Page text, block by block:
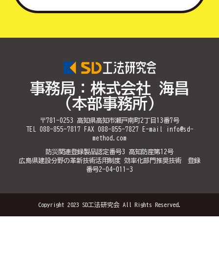
事務局：株式会社 海昌
（本部事務所）
〒781-0253 高知県高知市瀬戸南町2丁目13番7号
TEL 088-855-7817 FAX 088-855-7827 E-mail info@sd-
method.com
防災関連登録製品認定番号3 高知防産第12号
広島県建設分野の革新技術活用制度 効率化部門推奨技術 登録
番号2-04-011-3
Copyright 2023 SD工法研究会 All Rights Reserved.